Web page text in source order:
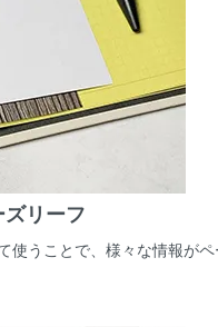
リーフ
うことで、様々な情報が